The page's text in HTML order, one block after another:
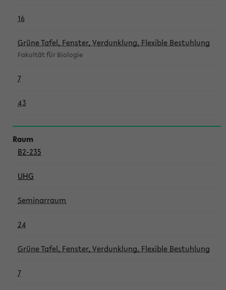
16
Grüne Tafel, Fenster, Verdunklung, Flexible Bestuhlung
Fakultät für Biologie
7
43
B2-235
UHG
Seminarraum
24
Grüne Tafel, Fenster, Verdunklung, Flexible Bestuhlung
7